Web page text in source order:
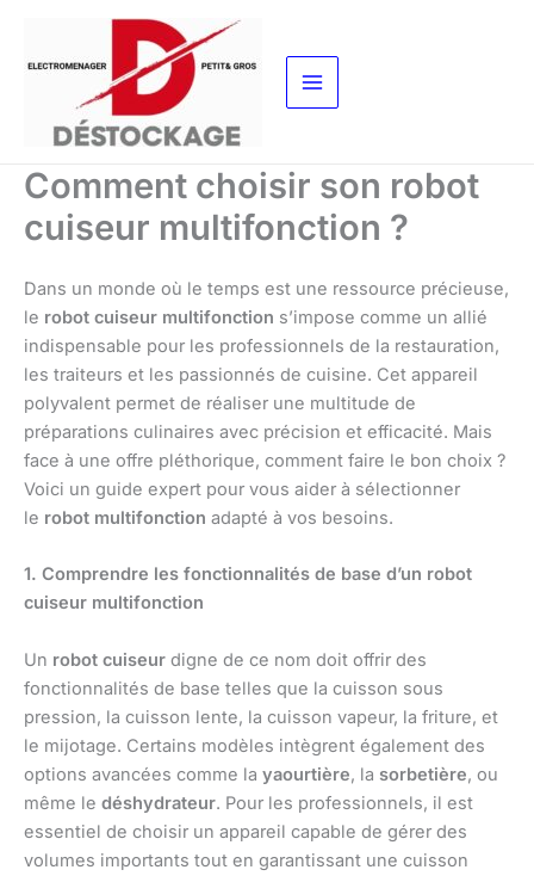
contenu
Comment choisir son robot
cuiseur multifonction ?
Dans un monde où le temps est une ressource précieuse,
le robot cuiseur multifonction s’impose comme un allié
indispensable pour les professionnels de la restauration,
les traiteurs et les passionnés de cuisine. Cet appareil
polyvalent permet de réaliser une multitude de
préparations culinaires avec précision et efficacité. Mais
face à une offre pléthorique, comment faire le bon choix ?
Voici un guide expert pour vous aider à sélectionner
le robot multifonction adapté à vos besoins.
1. Comprendre les fonctionnalités de base d’un robot
cuiseur multifonction
Un robot cuiseur digne de ce nom doit offrir des
fonctionnalités de base telles que la cuisson sous
pression, la cuisson lente, la cuisson vapeur, la friture, et
le mijotage. Certains modèles intègrent également des
options avancées comme la yaourtière, la sorbetière, ou
même le déshydrateur. Pour les professionnels, il est
essentiel de choisir un appareil capable de gérer des
volumes importants tout en garantissant une cuisson